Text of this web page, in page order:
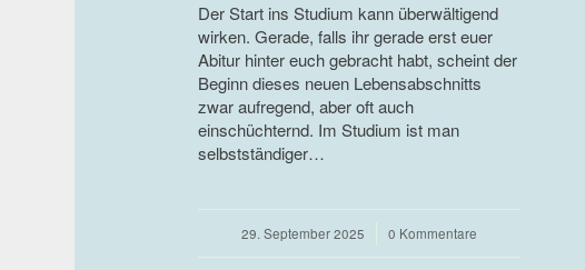
Der Start ins Studium kann überwältigend
wirken. Gerade, falls ihr gerade erst euer
Abitur hinter euch gebracht habt, scheint der
Beginn dieses neuen Lebensabschnitts
zwar aufregend, aber oft auch
einschüchternd. Im Studium ist man
selbstständiger…
29. September 2025
/ 0 Kommentare